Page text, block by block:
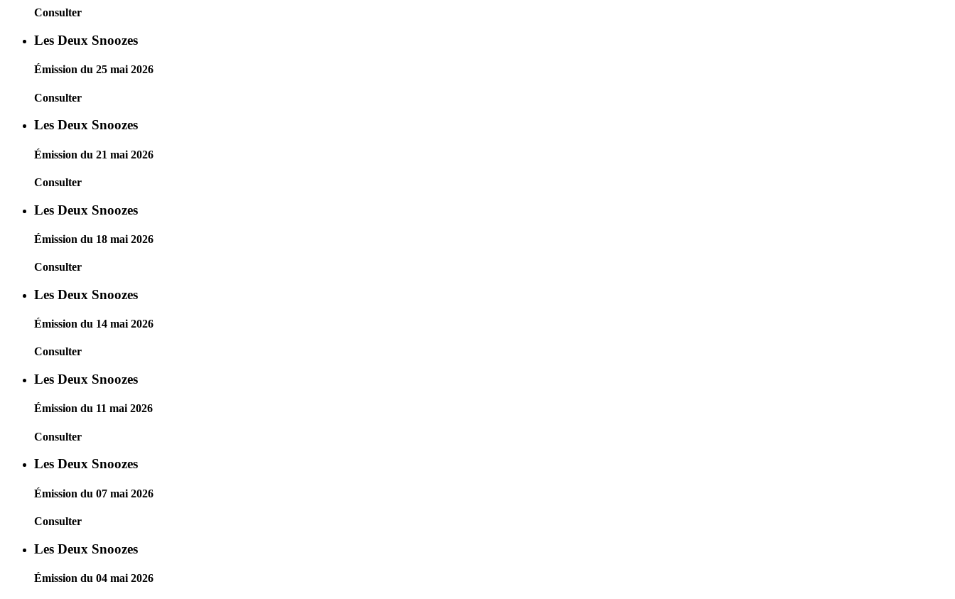
Consulter
Les Deux Snoozes
Émission du 25 mai 2026
Consulter
Les Deux Snoozes
Émission du 21 mai 2026
Consulter
Les Deux Snoozes
Émission du 18 mai 2026
Consulter
Les Deux Snoozes
Émission du 14 mai 2026
Consulter
Les Deux Snoozes
Émission du 11 mai 2026
Consulter
Les Deux Snoozes
Émission du 07 mai 2026
Consulter
Les Deux Snoozes
Émission du 04 mai 2026